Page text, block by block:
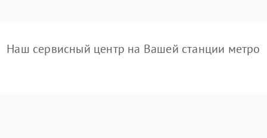
Наш сервисный центр на Вашей станции метро